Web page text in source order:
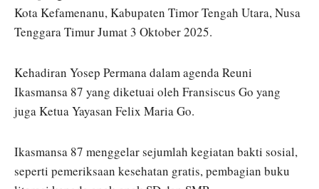
Kota Kefamenanu, Kabupaten Timor Tengah Utara, Nusa
Tenggara Timur Jumat 3 Oktober 2025.
Kehadiran Yosep Permana dalam agenda Reuni
Ikasmansa 87 yang diketuai oleh Fransiscus Go yang
juga Ketua Yayasan Felix Maria Go.
Ikasmansa 87 menggelar sejumlah kegiatan bakti sosial,
seperti pemeriksaan kesehatan gratis, pembagian buku